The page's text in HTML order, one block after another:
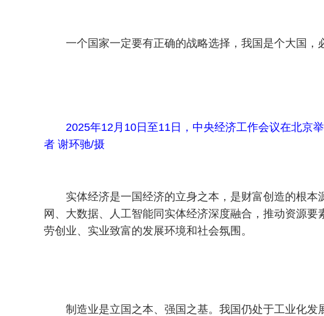
一个国家一定要有正确的战略选择，我国是个大国，
2025年12月10日至11日，中央经济工作会议在北京
者 谢环驰/摄
实体经济是一国经济的立身之本，是财富创造的根
网、大数据、人工智能同实体经济深度融合，推动资源
劳创业、实业致富的发展环境和社会氛围。
制造业是立国之本、强国之基。我国仍处于工业化